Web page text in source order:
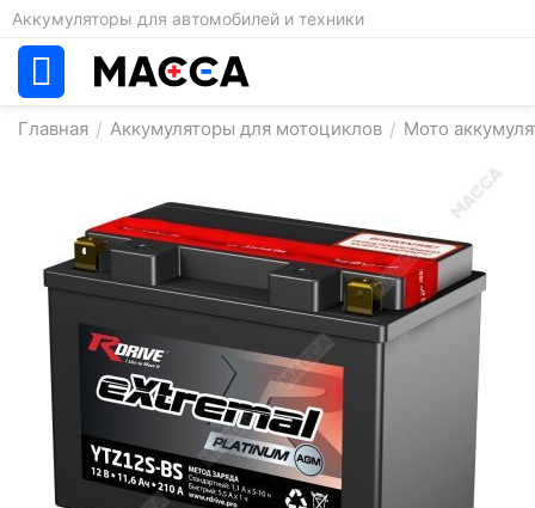
Аккумуляторы для автомобилей и техники
Главная / Аккумуляторы для мотоциклов / Мото